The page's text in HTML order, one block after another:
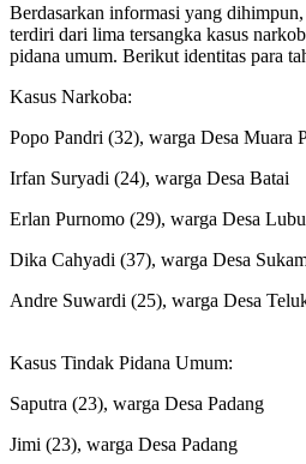
Berdasarkan informasi yang dihimpun,
terdiri dari lima tersangka kasus
pidana umum. Berikut identitas para
Kasus Narkoba:
Popo Pandri (32), warga Desa Muara
Irfan Suryadi (24), warga Desa Batai
Erlan Purnomo (29), warga Desa
Dika Cahyadi (37), warga Desa
Andre Suwardi (25), warga Desa
Kasus Tindak Pidana Umum:
Saputra (23), warga Desa Padang
Jimi (23), warga Desa Padang